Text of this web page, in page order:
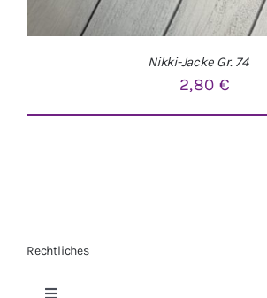
Nikki-Jacke Gr. 74
2,80 €
Rechtliches